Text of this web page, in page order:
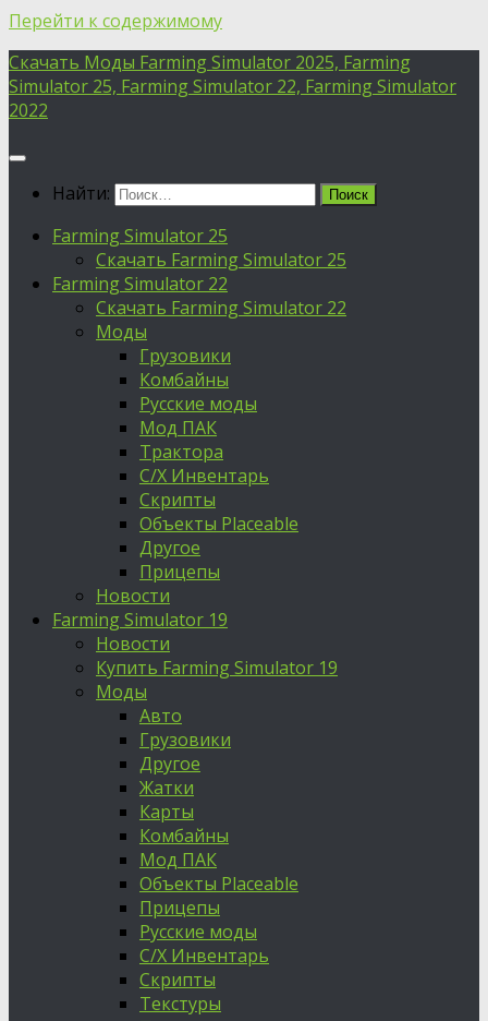
Перейти к содержимому
Скачать Моды Farming Simulator 2025, Farming
Simulator 25, Farming Simulator 22, Farming Simulator
2022
Найти:
Farming Simulator 25
Скачать Farming Simulator 25
Farming Simulator 22
Скачать Farming Simulator 22
Моды
Грузовики
Комбайны
Русские моды
Мод ПАК
Трактора
С/Х Инвентарь
Скрипты
Объекты Placeable
Другое
Прицепы
Новости
Farming Simulator 19
Новости
Купить Farming Simulator 19
Моды
Авто
Грузовики
Другое
Жатки
Карты
Комбайны
Мод ПАК
Объекты Placeable
Прицепы
Русские моды
С/Х Инвентарь
Скрипты
Текстуры